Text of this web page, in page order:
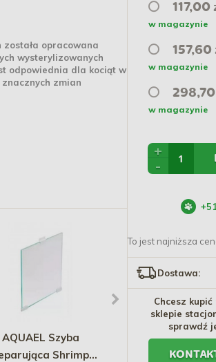
została opracowana
wysterylizowanych
odpowiednia dla kociąt w
zmian
AQUAEL Szyba
Shrimp
TETRA Cichlid
ml
117,00
w magazynie
157,60
w magazynie
298,70
w magazynie
+
-
+
To jest najniższa
Dostawa:
Chcesz
sklepie
sprawdź